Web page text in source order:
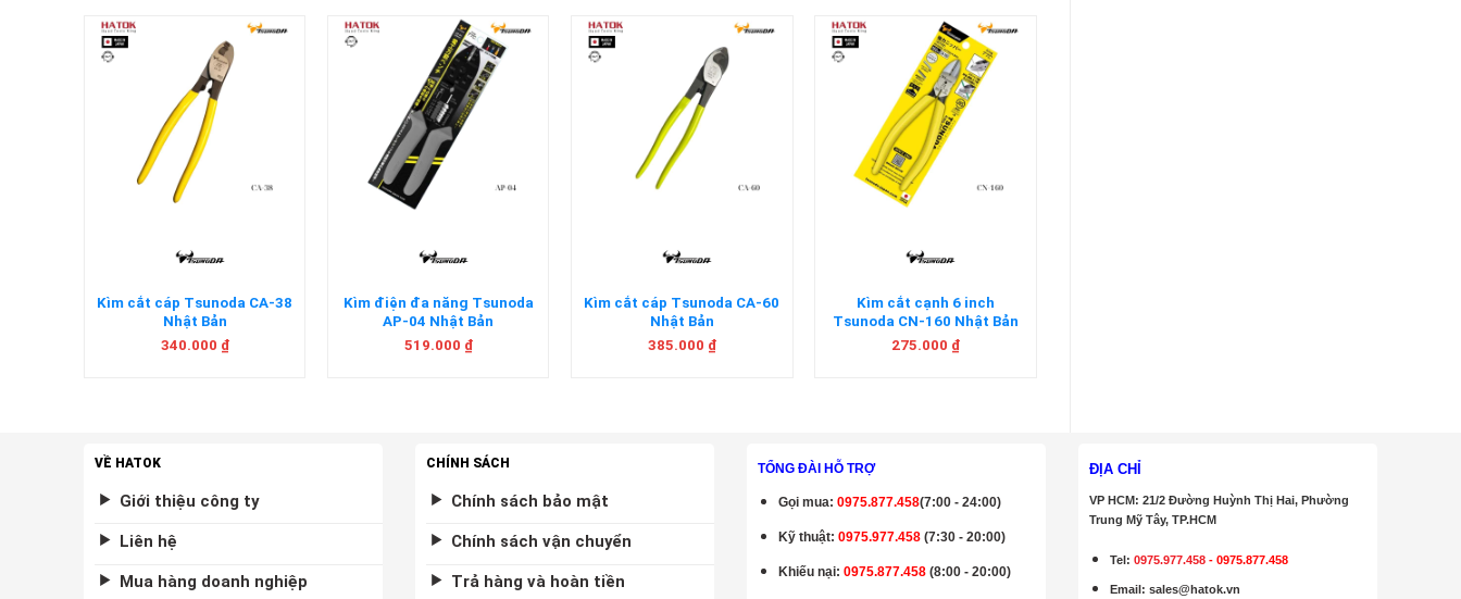
Kìm cắt cáp Tsunoda CA-38
Nhật Bản
340.000 ₫
Kìm điện đa năng Tsunoda
AP-04 Nhật Bản
519.000 ₫
Kìm cắt cáp Tsunoda CA-60
Nhật Bản
385.000 ₫
Kìm cắt cạnh 6 inch
Tsunoda CN-160 Nhật Bản
275.000 ₫
VỀ HATOK
Giới thiệu công ty
Liên hệ
Mua hàng doanh nghiệp
CHÍNH SÁCH
Chính sách bảo mật
Chính sách vận chuyển
Trả hàng và hoàn tiền
TỔNG ĐÀI HỖ TRỢ
Gọi mua:0975.877.458(7:00 - 24:00)
Kỹ thuật:0975.977.458 (7:30 - 20:00)
Khiếu nại: 0975.877.458 (8:00 - 20:00)
ĐỊA CHỈ
VP HCM: 21/2 Đường Huỳnh Thị Hai, Phường
Trung Mỹ Tây, TP.HCM
Tel:0975.977.458 -0975.877.458
Email :sales@hatok.vn